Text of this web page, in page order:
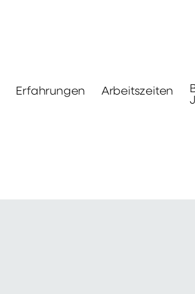
Erfahrungen Arbeitszeiten